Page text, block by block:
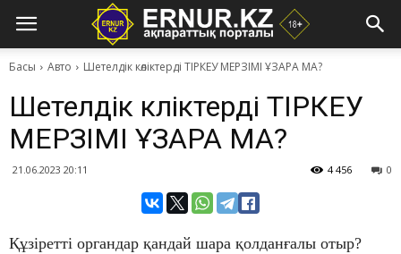
Басы Авто Шетелдік көліктерді ТІРКЕУ МЕРЗІМІ ҰЗАРА МА?
Шетелдік көліктерді ТІРКЕУ
МЕРЗІМІ ҰЗАРА МА?
21.06.2023 20:11 0
4 456
Құзіретті органдар қандай шара қолданғалы отыр?